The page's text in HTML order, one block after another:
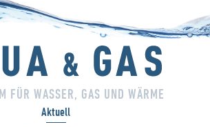
FÜR WASSER, GAS UND WÄRME
Aktuell